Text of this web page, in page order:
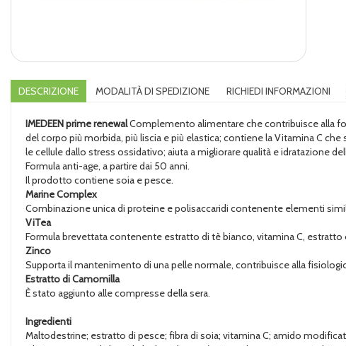
DESCRIZIONE MODALITÀ DI SPEDIZIONE RICHIEDI INFORMAZIONI
IMEDEEN prime renewalComplemento alimentare che contribuisce alla
del corpo più morbida, più liscia e più elastica; contiene la Vitamina C
le cellule dallo stress ossidativo; aiuta a migliorare qualità e idratazione
Formula anti-age, a partire dai 50 anni.
Il prodotto contiene soia e pesce.
Marine Complex
Combinazione unica di proteine e polisaccaridi contenente elementi
ViTea
Formula brevettata contenente estratto di tè bianco, vitamina C,
Zinco
Supporta il mantenimento di una pelle normale, contribuisce alla
Estratto di Camomilla
È stato aggiunto alle compresse della sera.
Ingredienti
Maltodestrine; estratto di pesce; fibra di soia; vitamina C; amido